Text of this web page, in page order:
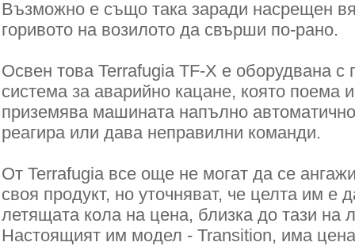
Възможно е също така заради насрещен
горивото на возилото да свърши по-рано.
Освен това Terrafugia TF-X е оборудвана с
система за аварийно кацане, която поема
приземява машината напълно
реагира или дава неправилни команди.
От Terrafugia все още не могат да се
своя продукт, но уточняват, че целта им е
летящата кола на цена, близка до тази на
Настоящият им модел - Transition, има